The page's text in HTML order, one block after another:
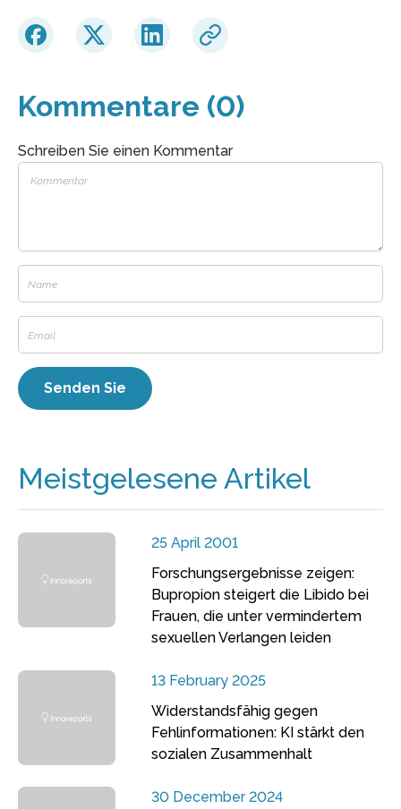
Kommentare (0)
Schreiben Sie einen Kommentar
Meistgelesene Artikel
25 April 2001
Forschungsergebnisse zeigen:
Bupropion steigert die Libido bei
Frauen, die unter vermindertem
sexuellen Verlangen leiden
13 February 2025
Widerstandsfähig gegen
Fehlinformationen: KI stärkt den
sozialen Zusammenhalt
30 December 2024